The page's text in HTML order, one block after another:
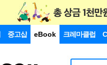
중고샵 eBook 크레마클럽